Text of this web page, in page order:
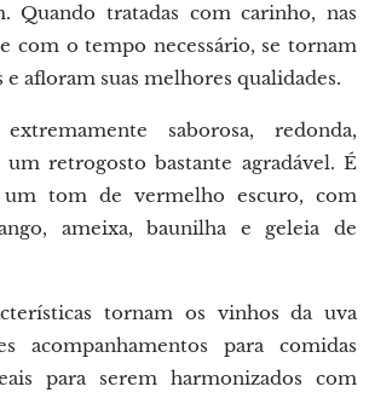
Quando tratadas com carinho, nas
com o tempo necessário, se tornam
afloram suas melhores qualidades.
saborosa, redonda,
retrogosto bastante agradável. É
um tom de vermelho escuro, com
ameixa, baunilha e geleia de
tornam os vinhos da uva
acompanhamentos para comidas
para serem harmonizados com